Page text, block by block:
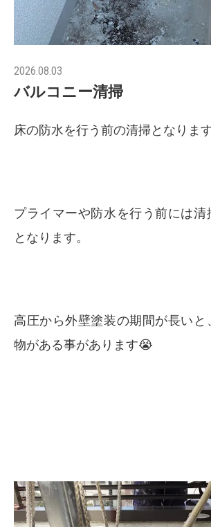
2026.08.03
バルコニー清掃
床の防水を行う前の清掃となりま
プライマーや防水を行う前には清
となります。
高圧から外壁塗装の期間が長いと
物がある事があります😭